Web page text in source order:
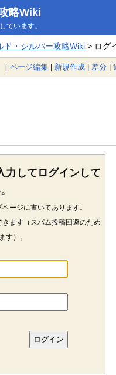
略Wiki
ています。
ド・シルバー攻略Wiki> ログ
[ ページ編集 | 新規作成 | 差分 |
力してログインして
ージに書いてあります。
ます（スパム投稿回避のため
す）。